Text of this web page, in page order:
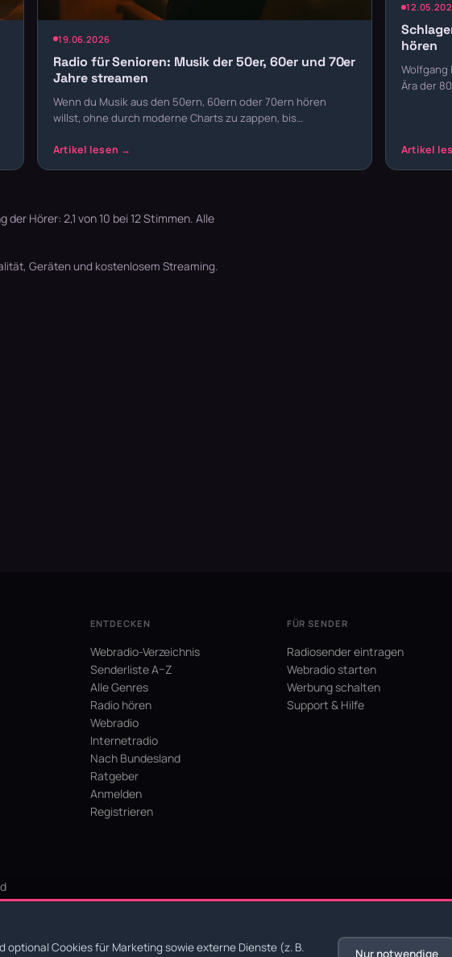
19.06.2026
Radio für Senioren: Musik der 50er, 60er und 70er
Jahre streamen
Wenn du Musik aus den 50ern, 60ern oder 70ern hören
willst, ohne durch moderne Charts zu zappen, bis…
hören
Wolfgang
Ära der
Hörer: 2,1 von 10 bei 12 Stimmen. Alle
Geräten und kostenlosem Streaming.
ENTDECKEN
Webradio-Verzeichnis
Senderliste A–Z
Alle Genres
Radio hören
Webradio
Internetradio
Nach Bundesland
Ratgeber
Anmelden
Registrieren
FÜR SENDER
Radiosender eintragen
Webradio starten
Werbung schalten
Support & Hilfe
Cookies für Marketing sowie externe Dienste (z. B.
Nur notwendige